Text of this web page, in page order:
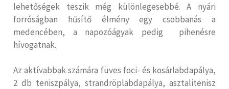
lehetőségek teszik még különlegesebbé. A nyári
forróságban hűsítő élmény egy csobbanás a
medencében, a napozóágyak pedig pihenésre
hívogatnak.
Az aktívabbak számára füves foci- és kosárlabdapálya,
2 db teniszpálya, strandröplabdapálya, asztalitenisz